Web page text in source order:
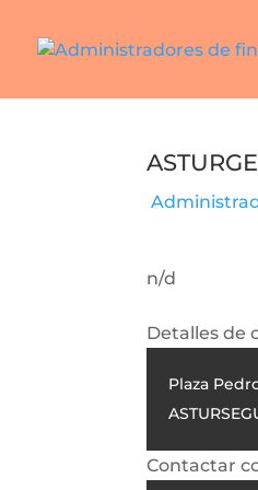
n/d
Detalles de
Plaza
Contactar